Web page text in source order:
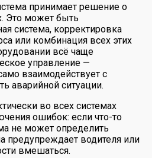
принимает решение о
Это может быть
система, корректировка
или комбинация всех этих
всё чаще
управление —
взаимодействует с
аварийной ситуации.
во всех системах
ошибок: если что-то
не может определить
предупреждает водителя или
вмешаться.